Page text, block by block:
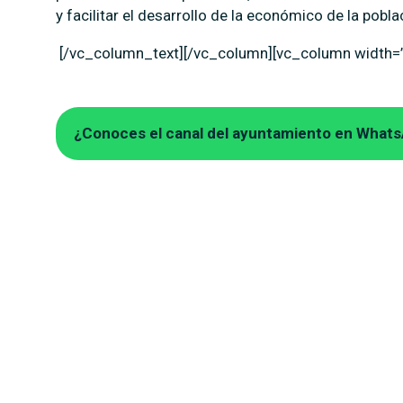
y facilitar el desarrollo de la económico de la
[/vc_column_text][/vc_column][vc_column
¿Conoces el canal del ayuntamiento en